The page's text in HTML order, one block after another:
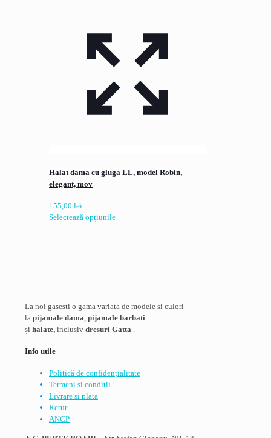
Halat dama cu gluga LL, model Robin,
elegant, mov
155,00 lei
Selectează opțiunileAcest
fi
alese
în
La noi gasesti o gama variata de modele si culori
la pijamale dama pijamale barbati
și halate, inclusiv dresuri Gatta
Info utile
Politică de confidențialitate
Termeni si conditii
Livrare si plata
Retur
ANCP